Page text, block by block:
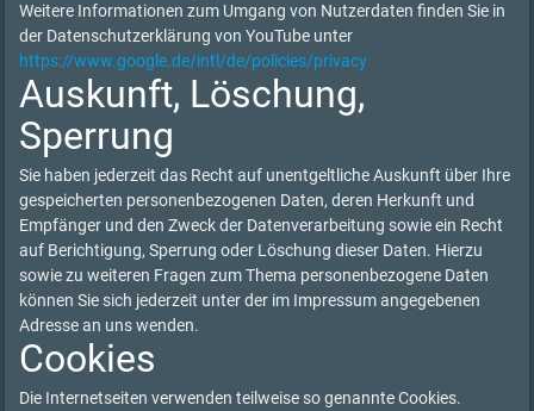
Weitere Informationen zum Umgang von Nutzerdaten finden Sie in
der Datenschutzerklärung von YouTube unter
https://www.google.de/intl/de/policies/privacy
Auskunft, Löschung,
Sperrung
Sie haben jederzeit das Recht auf unentgeltliche Auskunft über Ihre
gespeicherten personenbezogenen Daten, deren Herkunft und
Empfänger und den Zweck der Datenverarbeitung sowie ein Recht
auf Berichtigung, Sperrung oder Löschung dieser Daten. Hierzu
sowie zu weiteren Fragen zum Thema personenbezogene Daten
können Sie sich jederzeit unter der im Impressum angegebenen
Adresse an uns wenden.
Cookies
Die Internetseiten verwenden teilweise so genannte Cookies.